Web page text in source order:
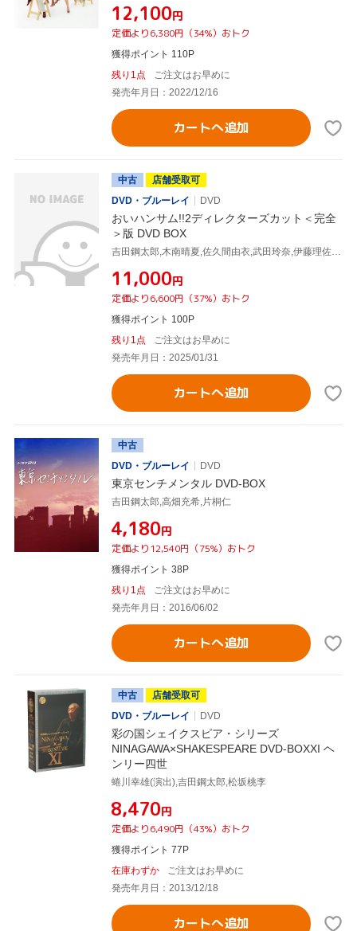
¥12,100円
定価より6,380円（34%）おトク
獲得ポイント 110P
残り1点
ご注文はお早めに
発売年月日：2022/12/16
カートへ追加
中古
店舗受取可
DVD・ブルーレイ
DVD
おいハンサム!!2ディレクターズカット＜完全
＞版 DVD BOX
吉田鋼太郎,木南晴夏,佐久間由衣,武田玲奈,伊藤理佐,MAYUKO,眞鍋昭大,宗形勇輝
¥11,000円
定価より6,600円（37%）おトク
獲得ポイント 100P
残り1点
ご注文はお早めに
発売年月日：2025/01/31
カートへ追加
中古
DVD・ブルーレイ
DVD
東京センチメンタル DVD-BOX
吉田鋼太郎,高畑充希,片桐仁
¥4,180円
定価より12,540円（75%）おトク
獲得ポイント 38P
残り1点
ご注文はお早めに
発売年月日：2016/06/02
カートへ追加
中古
店舗受取可
DVD・ブルーレイ
DVD
彩の国シェイクスピア・シリーズ
NINAGAWA×SHAKESPEARE DVD-BOXXI ヘ
ンリー四世
蜷川幸雄(演出),吉田鋼太郎,松坂桃李
¥8,470円
定価より6,490円（43%）おトク
獲得ポイント 77P
在庫わずか
ご注文はお早めに
発売年月日：2013/12/18
カートへ追加